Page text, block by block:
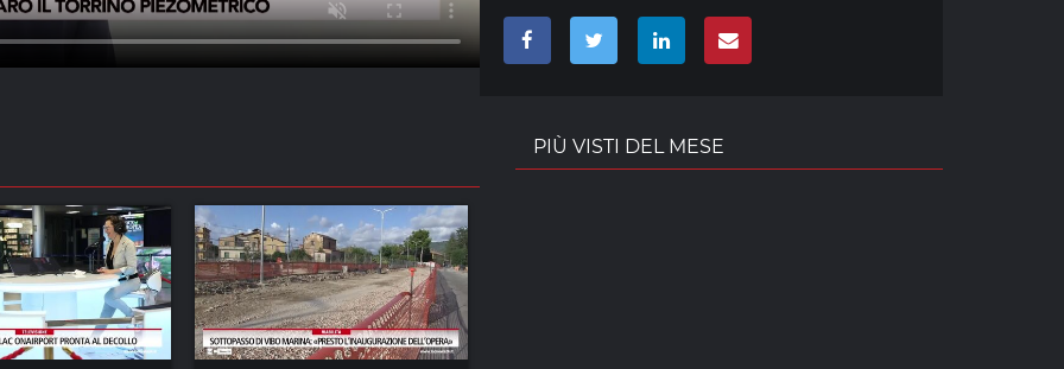
PIÙ VISTI DEL MESE